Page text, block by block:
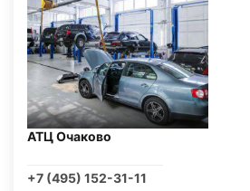
АТЦ Очаково
+7 (495) 152-31-11